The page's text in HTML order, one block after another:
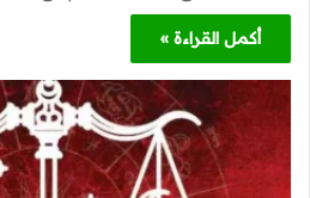
أكمل القراءة »